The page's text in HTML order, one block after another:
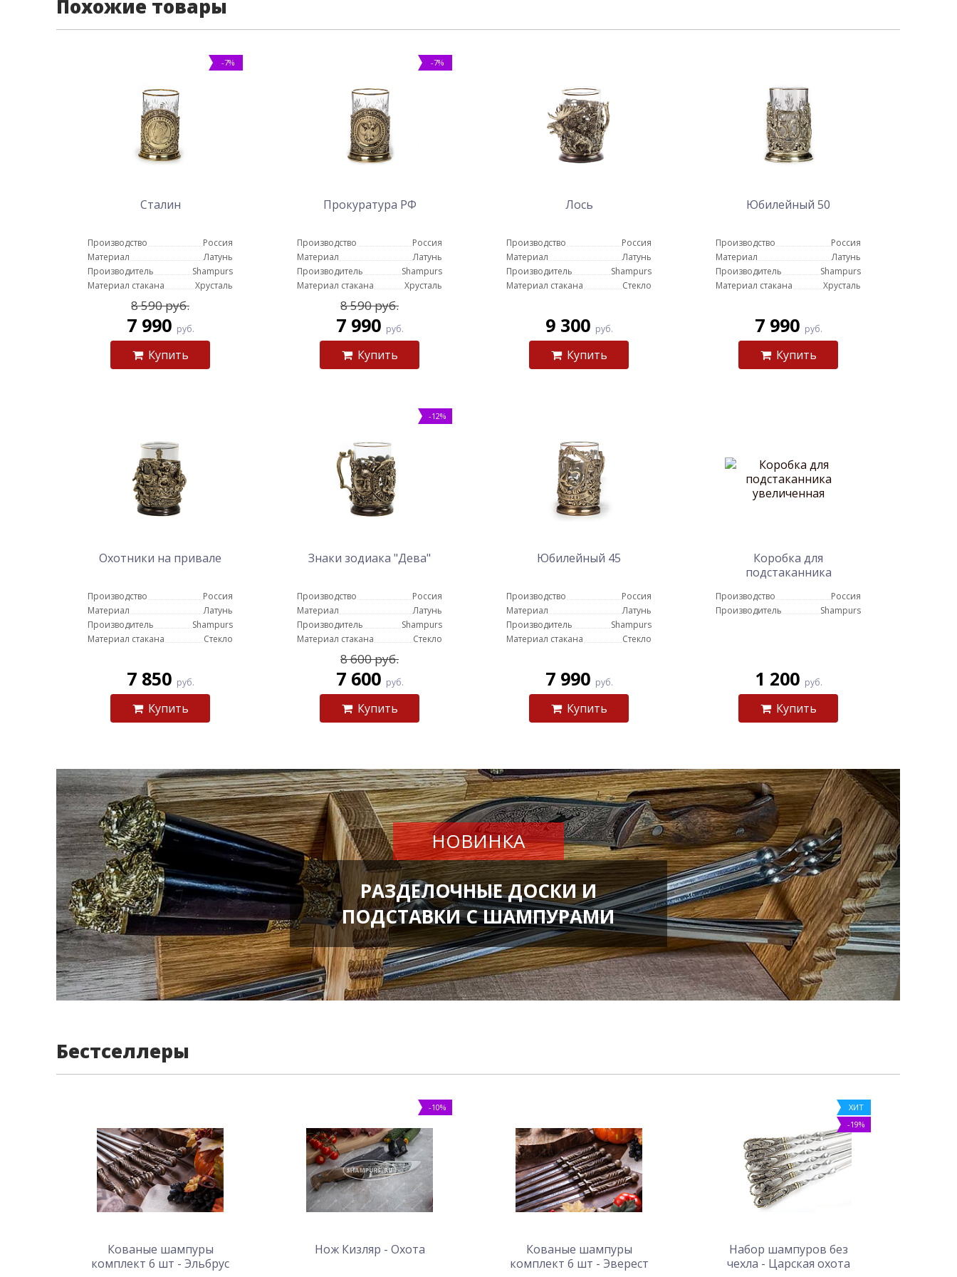
Похожие товары
-7%
Сталин
Производство
Россия
Материал
Латунь
Производитель
Shampurs
Материал стакана
Хрусталь
8 590 руб.
7 990 руб.
Купить
-7%
Прокуратура РФ
Производство
Россия
Материал
Латунь
Производитель
Shampurs
Материал стакана
Хрусталь
8 590 руб.
7 990 руб.
Купить
Лось
Производство
Россия
Материал
Латунь
Производитель
Shampurs
Материал стакана
Стекло
9 300 руб.
Купить
Юбилейный 50
Производство
Россия
Материал
Латунь
Производитель
Shampurs
Материал стакана
Хрусталь
7 990 руб.
Купить
Охотники на привале
Производство
Россия
Материал
Латунь
Производитель
Shampurs
Материал стакана
Стекло
7 850 руб.
Купить
-12%
Знаки зодиака "Дева"
Производство
Россия
Материал
Латунь
Производитель
Shampurs
Материал стакана
Стекло
8 600 руб.
7 600 руб.
Купить
Юбилейный 45
Производство
Россия
Материал
Латунь
Производитель
Shampurs
Материал стакана
Стекло
7 990 руб.
Купить
Коробка для
подстаканника
Производство
Россия
Производитель
Shampurs
1 200 руб.
Купить
НОВИНКА
РАЗДЕЛОЧНЫЕ ДОСКИ И
ПОДСТАВКИ С ШАМПУРАМИ
Бестселлеры
Кованые шампуры
комплект 6 шт - Эльбрус
-10%
Нож Кизляр - Охота
Кованые шампуры
комплект 6 шт - Эверест
ХИТ
-19%
Набор шампуров без
чехла - Царская охота